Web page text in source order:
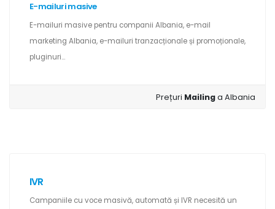
E-mailuri masive
E-mailuri masive pentru companii Albania, e-mail
marketing Albania, e-mailuri tranzacționale și promoționale,
pluginuri...
Prețuri Mailinga Albania
IVR
Campaniile cu voce masivă, automată și IVR necesită un